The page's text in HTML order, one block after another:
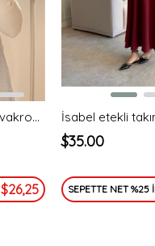
İsabel Etekli Takım-Gri - vakronline
$26,25
$35.00
SEPETTE NET %25